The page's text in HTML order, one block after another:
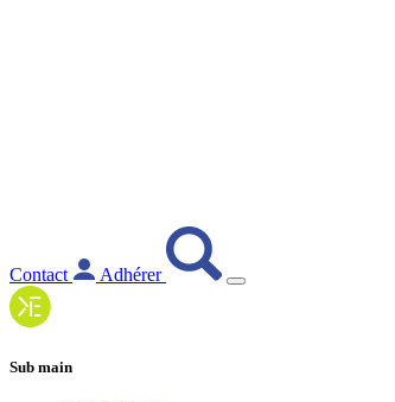
Contact Adhérer
Sub main